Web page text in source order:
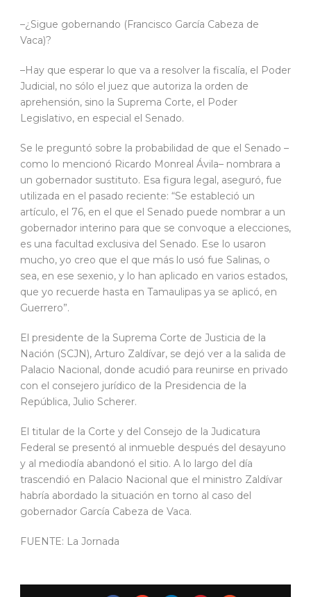
–¿Sigue gobernando (Francisco García Cabeza de
Vaca)?
–Hay que esperar lo que va a resolver la fiscalía, el Poder
Judicial, no sólo el juez que autoriza la orden de
aprehensión, sino la Suprema Corte, el Poder
Legislativo, en especial el Senado.
Se le preguntó sobre la probabilidad de que el Senado –
como lo mencionó Ricardo Monreal Ávila– nombrara a
un gobernador sustituto. Esa figura legal, aseguró, fue
utilizada en el pasado reciente: “Se estableció un
artículo, el 76, en el que el Senado puede nombrar a un
gobernador interino para que se convoque a elecciones,
es una facultad exclusiva del Senado. Ese lo usaron
mucho, yo creo que el que más lo usó fue Salinas, o
sea, en ese sexenio, y lo han aplicado en varios estados,
que yo recuerde hasta en Tamaulipas ya se aplicó, en
Guerrero”.
El presidente de la Suprema Corte de Justicia de la
Nación (SCJN), Arturo Zaldívar, se dejó ver a la salida de
Palacio Nacional, donde acudió para reunirse en privado
con el consejero jurídico de la Presidencia de la
República, Julio Scherer.
El titular de la Corte y del Consejo de la Judicatura
Federal se presentó al inmueble después del desayuno
y al mediodía abandonó el sitio. A lo largo del día
trascendió en Palacio Nacional que el ministro Zaldívar
habría abordado la situación en torno al caso del
gobernador García Cabeza de Vaca.
FUENTE: La Jornada